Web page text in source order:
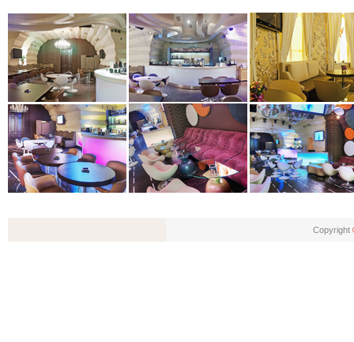
Copyright